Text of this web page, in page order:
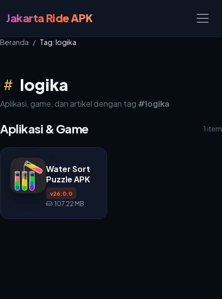
Jakarta Ride APK
Beranda Tag: logika
logika
Aplikasi, game, dan artikel dengan tag #logika
Aplikasi & Game 1 item
Water Sort
Puzzle APK
v26.0.0
107.22 MB